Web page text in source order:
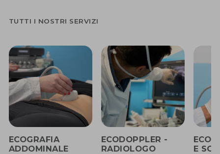
TUTTI I NOSTRI SERVIZI
ECOGRAFIA
ADDOMINALE
ECODOPPLER -
RADIOLOGO
E